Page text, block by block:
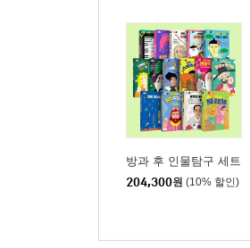
방과 후 인물탐구 세트
204,300원 (10% 할인)